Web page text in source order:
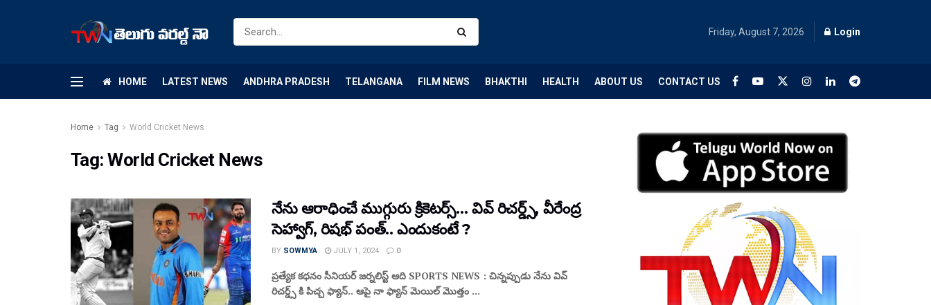
Friday, August 7, 2026 Login
HOME LATEST NEWS ANDHRA PRADESH TELANGANA FILM NEWS BHAKTHI HEALTH ABOUT US CONTACT US
Home Tag World Cricket News
Tag:World Cricket News
నేను ఆరాధించే ముగ్గురు క్రికెటర్స్… వివ్ రిచ‌ర్డ్స్, వీరేంద్ర
సెహ్వాగ్, రిష‌భ్ పంత్.. ఎందుకంటే ?
BY SOWMYA JULY 1, 2024 0
ప్రత్యేక కధనం సీనియర్ జర్నలిస్ట్ ఆది SPORTS NEWS : చిన్న‌ప్పుడు నేను వివ్
రిచ‌ర్డ్స్ కి పిచ్చ ఫ్యాన్.. ఆపై నా ఫ్యాన్ మెయిల్ మొత్తం ...